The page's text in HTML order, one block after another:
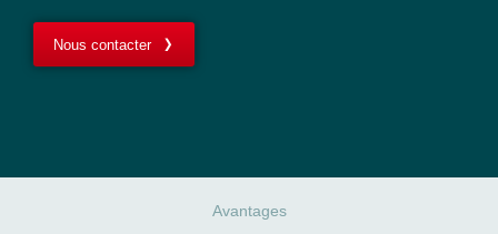
Nous contacter
Avantages